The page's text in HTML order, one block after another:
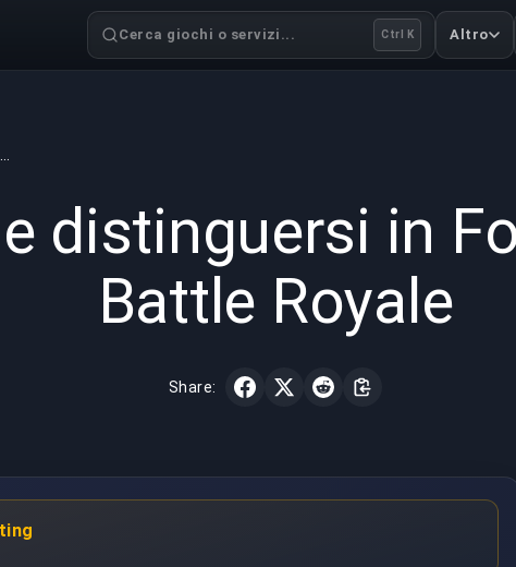
Cerca giochi o servizi... Ctrl K Altro
distinguersi in
Battle Royale
Share: